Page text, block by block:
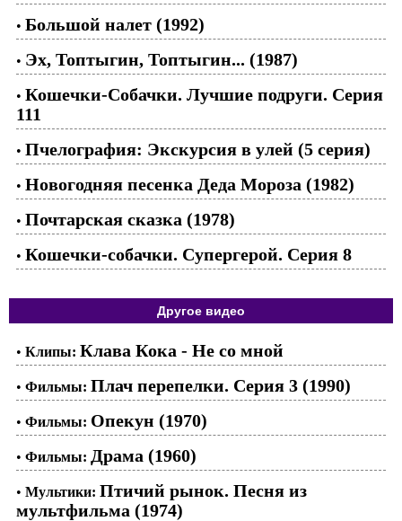
• Большой налет (1992)
• Эх, Топтыгин, Топтыгин... (1987)
• Кошечки-Собачки. Лучшие подруги. Серия
111
• Пчелография: Экскурсия в улей (5 серия)
• Новогодняя песенка Деда Мороза (1982)
• Почтарская сказка (1978)
• Кошечки-собачки. Супергерой. Серия 8
Другое видео
• Клипы: Клава Кока - Не со мной
• Фильмы: Плач перепелки. Серия 3 (1990)
• Фильмы: Опекун (1970)
• Фильмы: Драма (1960)
• Мультики: Птичий рынок. Песня из
мультфильма (1974)